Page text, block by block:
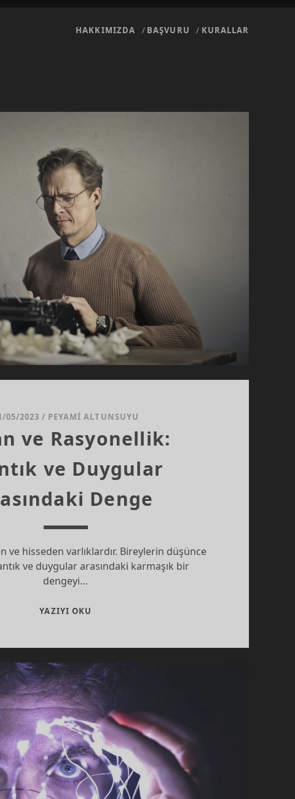
HAKKIMIZDA BAŞVURU KURALLAR
05/2023 / PEYAMI ALTUNSUYU
ve Rasyonellik:
ve Duygular
Denge
ve hisseden varlıklardır. Bireylerin düşünce
ve duygular arasındaki karmaşık bir
dengeyi…
YAZIYI OKU
VE
DUYGULAR
ARASINDAKI
DENGE